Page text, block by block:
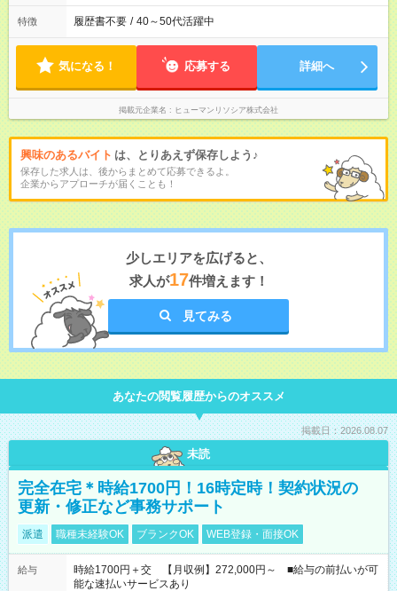
特徴 履歴書不要 / 40～50代活躍中
気になる！ 応募する 詳細へ
掲載元企業名 ヒューマンリソシア株式会社
興味のあるバイト は、とりあえず保存しよう♪
保存した求人は、後からまとめて応募できるよ。
企業からアプローチが届くことも！
少しエリアを広げると、
求人が17件増えます！
見てみる
あなたの閲覧履歴からのオススメ
掲載日：2026.08.07
未読
完全在宅＊時給1700円！16時定時！契約状況の
更新・修正など事務サポート
派遣 職種未経験OK ブランクOK WEB登録・面接OK
給与
時給1700円＋交 【月収例】272,000円～ ■給与の前払いが可
能な速払いサービスあり